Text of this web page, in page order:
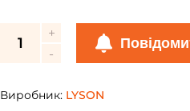
Виробник: LYSON